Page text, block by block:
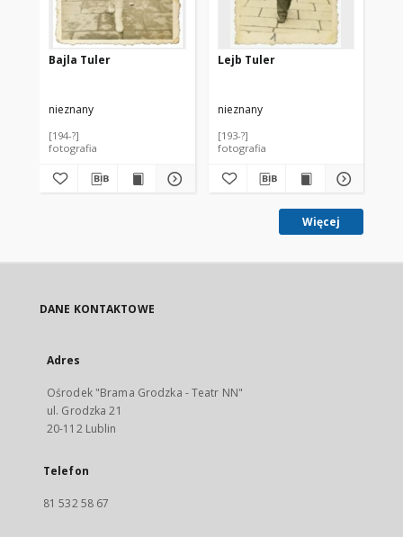
Bajla Tuler
nieznany
[194-?]
fotografia
Lejb Tuler
nieznany
[193-?]
fotografia
Więcej
DANE KONTAKTOWE
Adres
Ośrodek "Brama Grodzka - Teatr NN"
ul. Grodzka 21
20-112 Lublin
Telefon
81 532 58 67